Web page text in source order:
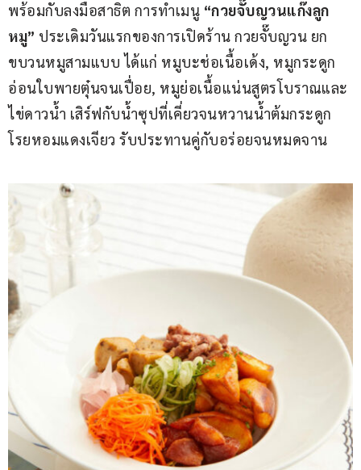
พร้อมกับลงมือสาธิต การทำเมนู “กวยจั๊บญวนแก๊งลูก
หมู” ประเดิมวันแรกของการเปิดร้าน กวยจั๊บญวน ยก
ขบวนหมูสามแบบ ได้แก่ หมูบะช่อเนื้อเด้ง, หมูกระดูก
อ่อนใบพายตุ๋นจนเปื่อย, หมูย่อเนื้อแน่นสูตรโบราณและ
ไข่ดาวน้ำ เสิร์ฟกับน้ำซุปที่เคี่ยวจนหวานน้ำต้มกระดูก
โรยหอมแดงเจียว รับประทานคู่กับอร่อยจนหมดจาน